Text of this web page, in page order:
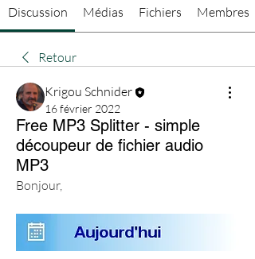
Discussion Médias Fichiers Membres
Retour
Krigou Schnider
16 février 2022
Free MP3 Splitter - simple
découpeur de fichier audio
MP3
Bonjour,